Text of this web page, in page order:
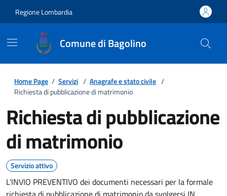
Regione Lombardia
Comune di Bagolino
Home Page / Servizi / Anagrafe e stato civile /
Richiesta di pubblicazione di matrimonio
Richiesta di pubblicazione
di matrimonio
Servizio attivo
L’INVIO PREVENTIVO dei documenti necessari per la formale